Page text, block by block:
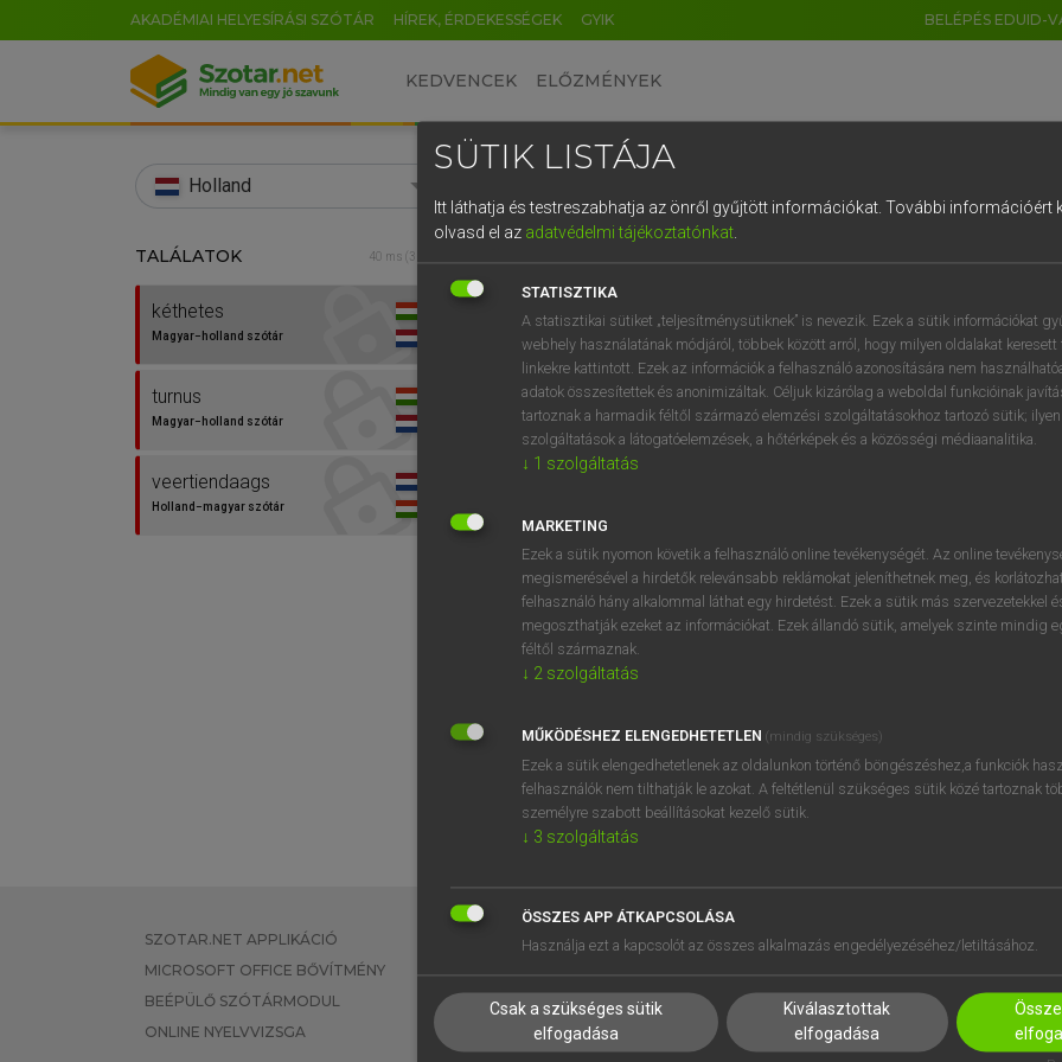
AKADÉMIAI HELYESÍRÁSI SZÓTÁR HÍREK, ÉRDEKESSÉGEK GYIK BELÉPÉS EDUID-
KEDVENCEK ELŐZMÉNYEK
Holland
TALÁLATOK 40 ms (3 db)
kéthetes
Magyar−holland szótár
turnus
Magyar−holland szótár
veertiendaags
Holland−magyar szótár
Magyar−holland szótár
VAN ELŐFIZETÉSED?
megtekintéséhez.
BELÉPÉS
próbaverziójának
regisztrálok ésbelépek.
REGISZTRÁCIÓ
SZOTAR.NET APPLIKÁCIÓ
MICROSOFT OFFICE BŐVÍTMÉNY
BEÉPÜLŐ SZÓTÁRMODUL
ONLINE NYELVVIZSGA
EGYÉNI FELHASZNÁLÓKNAK
TANULÓKNAK
OKTATÁSI INTÉZMÉNYEKNEK
VÁLLALATI MEGOLDÁSOK
SÚGÓ
RÓLUNK
ELÉRHETŐSÉG
SÜTI BEÁLLÍTÁSOK
SÜTIK LISTÁJA
Itt láthatja és testreszabhatja az önről gyűjtött információkat. További információért
olvasd el az adatvédelmi tájékoztatónkat.
STATISZTIKA
A statisztikai sütiket „teljesítménysütiknek” is nevezik. Ezek a sütik információkat
webhely használatának módjáról, többek között arról, hogy milyen oldalakat keresett
linkekre kattintott. Ezek az információk a felhasználó azonosítására nem
adatok összesítettek és anonimizáltak. Céljuk kizárólag a weboldal funkcióinak
tartoznak a harmadik féltől származó elemzési szolgáltatásokhoz tartozó sütik;
szolgáltatások a látogatóelemzések, a hőtérképek és a közösségi médiaanalitika.
↓ 1 szolgáltatás
MARKETING
Ezek a sütik nyomon követik a felhasználó online tevékenységét. Az online
megismerésével a hirdetők relevánsabb reklámokat jeleníthetnek meg, és
felhasználó hány alkalommal láthat egy hirdetést. Ezek a sütik más szervezetekkel
megoszthatják ezeket az információkat. Ezek állandó sütik, amelyek szinte mindig
féltől származnak.
↓ 2 szolgáltatás
MŰKÖDÉSHEZ ELENGEDHETETLEN (mindig szükséges)
Ezek a sütik elengedhetetlenek az oldalunkon történő böngészéshez,a funkciók
felhasználók nem tilthatják le azokat. A feltétlenül szükséges sütik közé tartoznak
személyre szabott beállításokat kezelő sütik.
↓ 3 szolgáltatás
ÖSSZES APP ÁTKAPCSOLÁSA
Használja ezt a kapcsolót az összes alkalmazás engedélyezéséhez/letiltásához.
Csak a szükséges sütik
elfogadása
Kiválasztottak
elfogadása
EN HU DE CN FR ES IT NL
0 1 2 3 4 5 6 7 8 9
q w e r t z u i
a s d f g h j k l é
í y x c v b n m , .